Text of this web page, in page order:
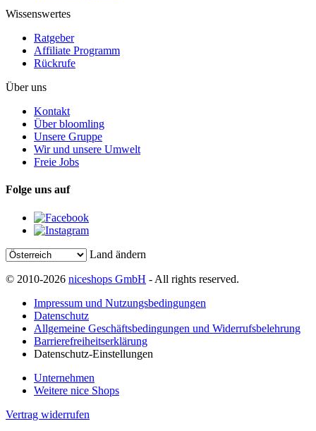
Wissenswertes
Ratgeber
Affiliate Programm
Rückrufe
Über uns
Kontakt
Über bloomling
Unsere Gruppe
Wir und unsere Umwelt
Freie Jobs
Folge uns auf
Land ändern
© 2010-2026 niceshops GmbH - All rights reserved.
Impressum und Nutzungsbedingungen
Datenschutz
Allgemeine Geschäftsbedingungen und Widerrufsbelehrung
Barrierefreiheitserklärung
Datenschutz-Einstellungen
Unternehmen
Weitere nice Shops
Vertrag widerrufen